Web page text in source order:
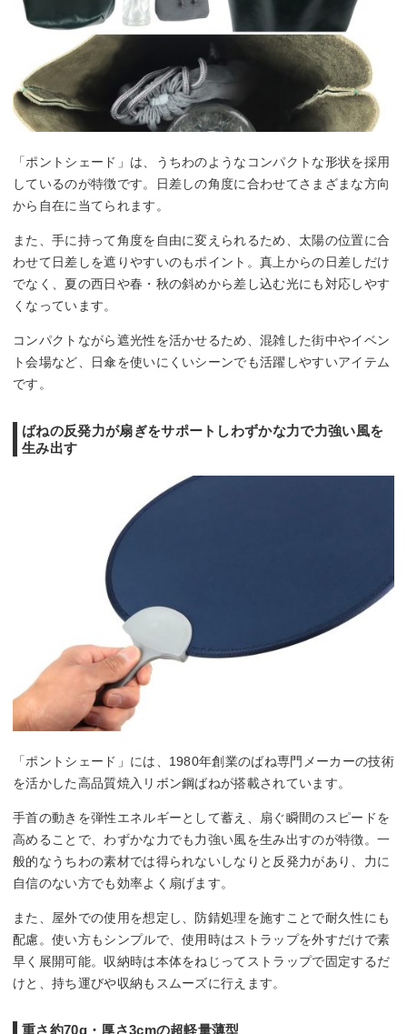
「ポントシェード」は、うちわのようなコンパクトな形状を採用
しているのが特徴です。日差しの角度に合わせてさまざまな方向
から自在に当てられます。
また、手に持って角度を自由に変えられるため、太陽の位置に合
わせて日差しを遮りやすいのもポイント。真上からの日差しだけ
でなく、夏の西日や春・秋の斜めから差し込む光にも対応しやす
くなっています。
コンパクトながら遮光性を活かせるため、混雑した街中やイベン
ト会場など、日傘を使いにくいシーンでも活躍しやすいアイテム
です。
ばねの反発力が扇ぎをサポートしわずかな力で力強い風を
生み出す
「ポントシェード」には、1980年創業のばね専門メーカーの技術
を活かした高品質焼入リボン鋼ばねが搭載されています。
手首の動きを弾性エネルギーとして蓄え、扇ぐ瞬間のスピードを
高めることで、わずかな力でも力強い風を生み出すのが特徴。一
般的なうちわの素材では得られないしなりと反発力があり、力に
自信のない方でも効率よく扇げます。
また、屋外での使用を想定し、防錆処理を施すことで耐久性にも
配慮。使い方もシンプルで、使用時はストラップを外すだけで素
早く展開可能。収納時は本体をねじってストラップで固定するだ
けと、持ち運びや収納もスムーズに行えます。
重さ約70g・厚さ3cmの超軽量薄型